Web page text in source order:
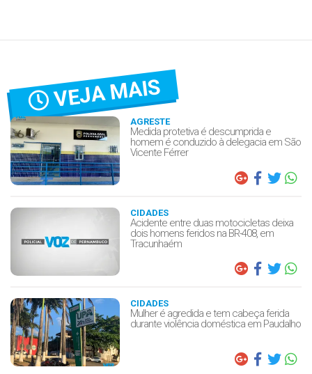
VEJA MAIS
AGRESTE
Medida protetiva é descumprida e
homem é conduzido à delegacia em São
Vicente Férrer
CIDADES
Acidente entre duas motocicletas deixa
dois homens feridos na BR-408, em
Tracunhaém
CIDADES
Mulher é agredida e tem cabeça ferida
durante violência doméstica em Paudalho